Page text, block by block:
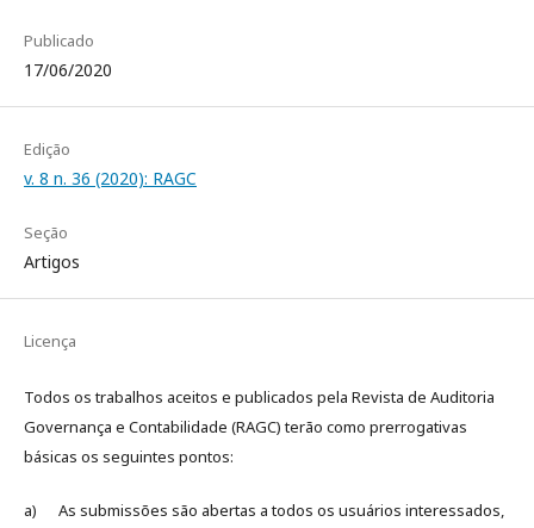
Publicado
17/06/2020
Edição
v. 8 n. 36 (2020): RAGC
Seção
Artigos
Licença
Todos os trabalhos aceitos e publicados pela Revista de Auditoria
Governança e Contabilidade (RAGC) terão como prerrogativas
básicas os seguintes pontos:
a) As submissões são abertas a todos os usuários interessados,